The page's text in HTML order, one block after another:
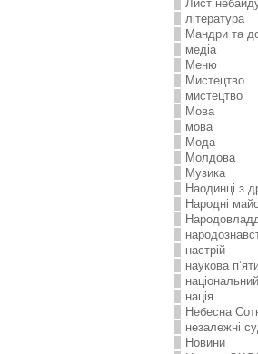
Лист
література
Мандри та
медіа
Меню
Мистецтво
мистецтво
Мова
мова
Мода
Молдова
Музика
Наодинці з
Народні
настрій
наукова
нація
Небесна
незалежні
Новини